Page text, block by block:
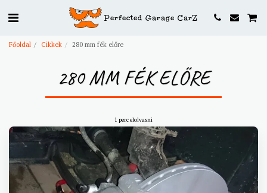
Perfected Garage CarZ
Főoldal Cikkek 280 mm fék előre
280 MM FÉK ELŐRE
1 perc elolvasni